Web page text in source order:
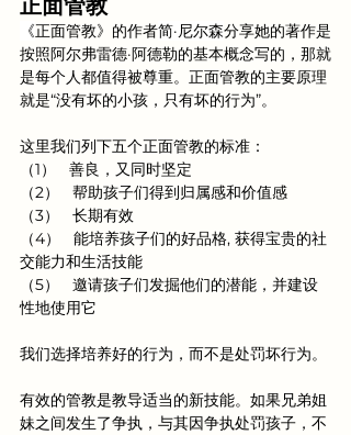
正面管教
《正面管教》的作者简·尼尔森分享她的著作是
按照阿尔弗雷德·阿德勒的基本概念写的，那就
是每个人都值得被尊重。正面管教的主要原理
就是“没有坏的小孩，只有坏的行为”。
这里我们列下五个正面管教的标准：
（1） 善良，又同时坚定
（2） 帮助孩子们得到归属感和价值感
（3） 长期有效
（4） 能培养孩子们的好品格, 获得宝贵的社
交能力和生活技能
（5） 邀请孩子们发掘他们的潜能，并建设
性地使用它
我们选择培养好的行为，而不是处罚坏行为。
有效的管教是教导适当的新技能。如果兄弟姐
妹之间发生了争执，与其因争执处罚孩子，不